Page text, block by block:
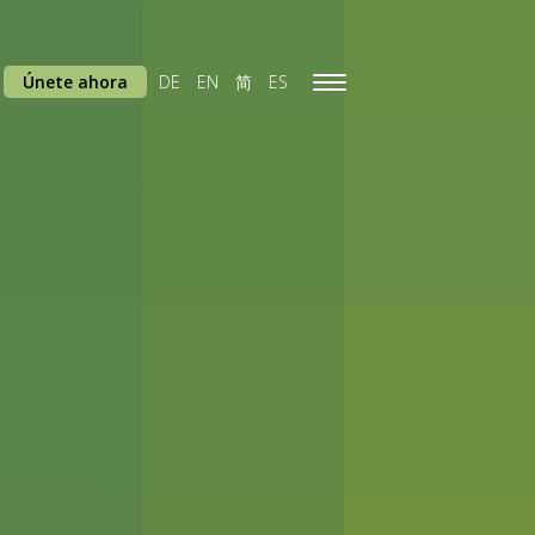
Toggle
Únete ahora DE EN 简 ES